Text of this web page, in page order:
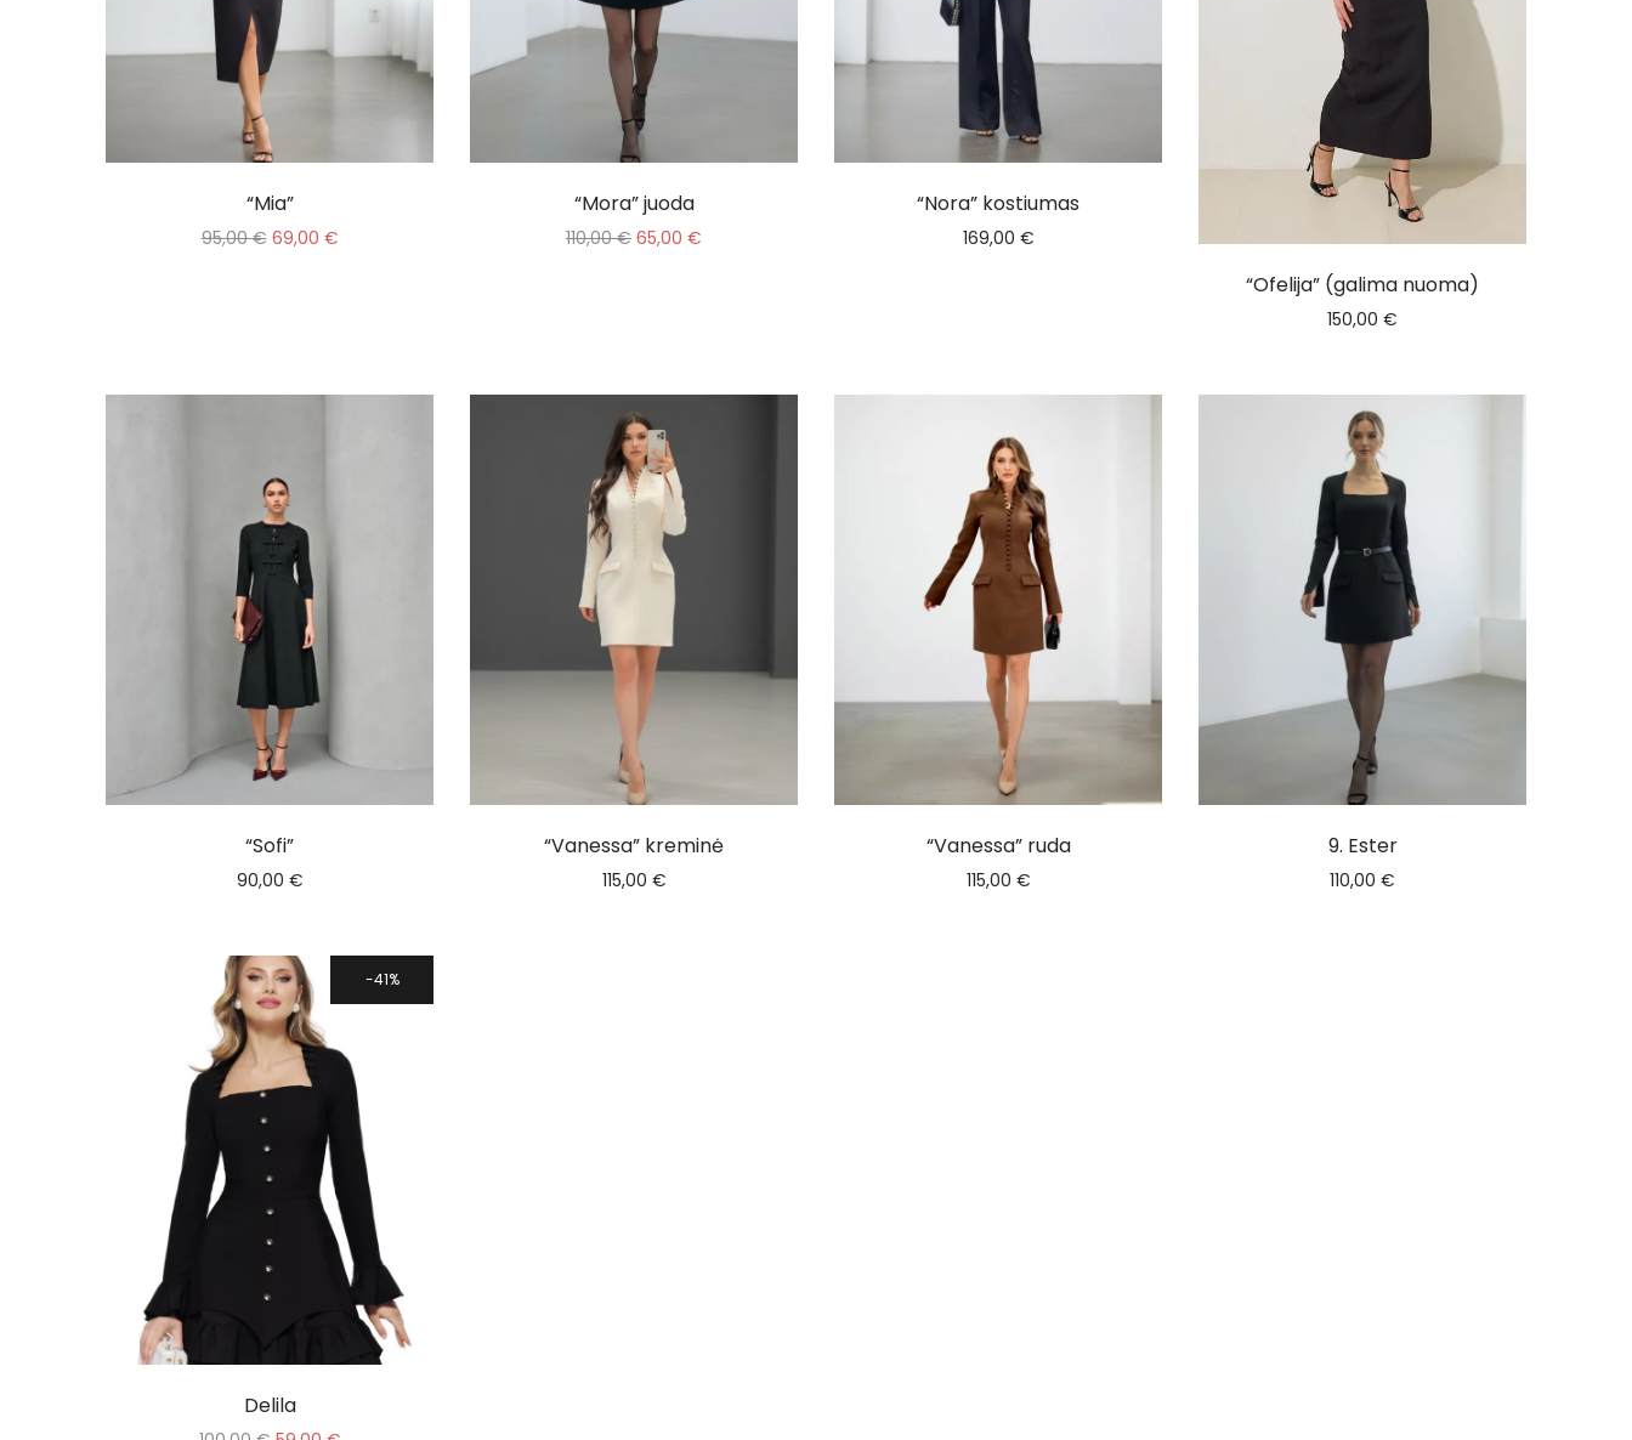
“Mia”
95,00€ 69,00 €
“Mora” juoda
110,00€ 65,00 €
“Nora” kostiumas
169,00 €
“Ofelija” (galima nuoma)
150,00 €
“Sofi”
90,00 €
“Vanessa” kreminė
115,00 €
“Vanessa” ruda
115,00 €
9. Ester
110,00 €
41%
Delila